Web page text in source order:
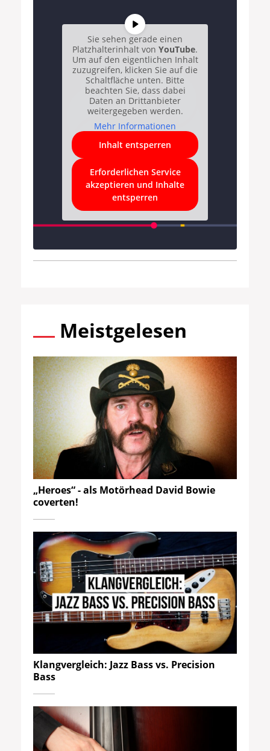
Sie sehen gerade einen
Platzhalterinhalt von YouTube.
Um auf den eigentlichen Inhalt
zuzugreifen, klicken Sie auf die
Schaltfläche unten. Bitte
beachten Sie, dass dabei
Daten an Drittanbieter
weitergegeben werden.
Mehr Informationen
Inhalt entsperren
Erforderlichen Service
akzeptieren und Inhalte
entsperren
Meistgelesen
„Heroes“ - als Motörhead David Bowie
coverten!
Klangvergleich: Jazz Bass vs. Precision
Bass